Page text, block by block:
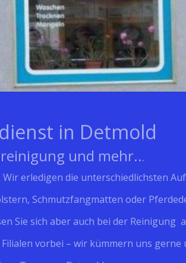
in Detmold
und mehr...
erledigen die unterschiedlichsten
Schmutzfangmatten oder
Sie sich aber auch bei der Reinigung
vorbei – wir kümmern uns gerne